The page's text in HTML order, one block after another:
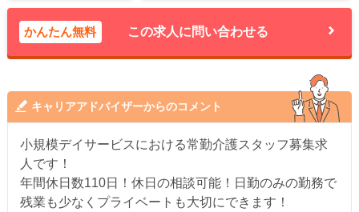
かんたん無料 この求人に問い合わせる
キャリアアドバイザーからのコメント
小規模デイサービスにおける常勤介護スタッフ募集求
人です！
年間休日数110日！休日の相談可能！日勤のみの勤務で
残業も少なくプライベートも大切にできます！